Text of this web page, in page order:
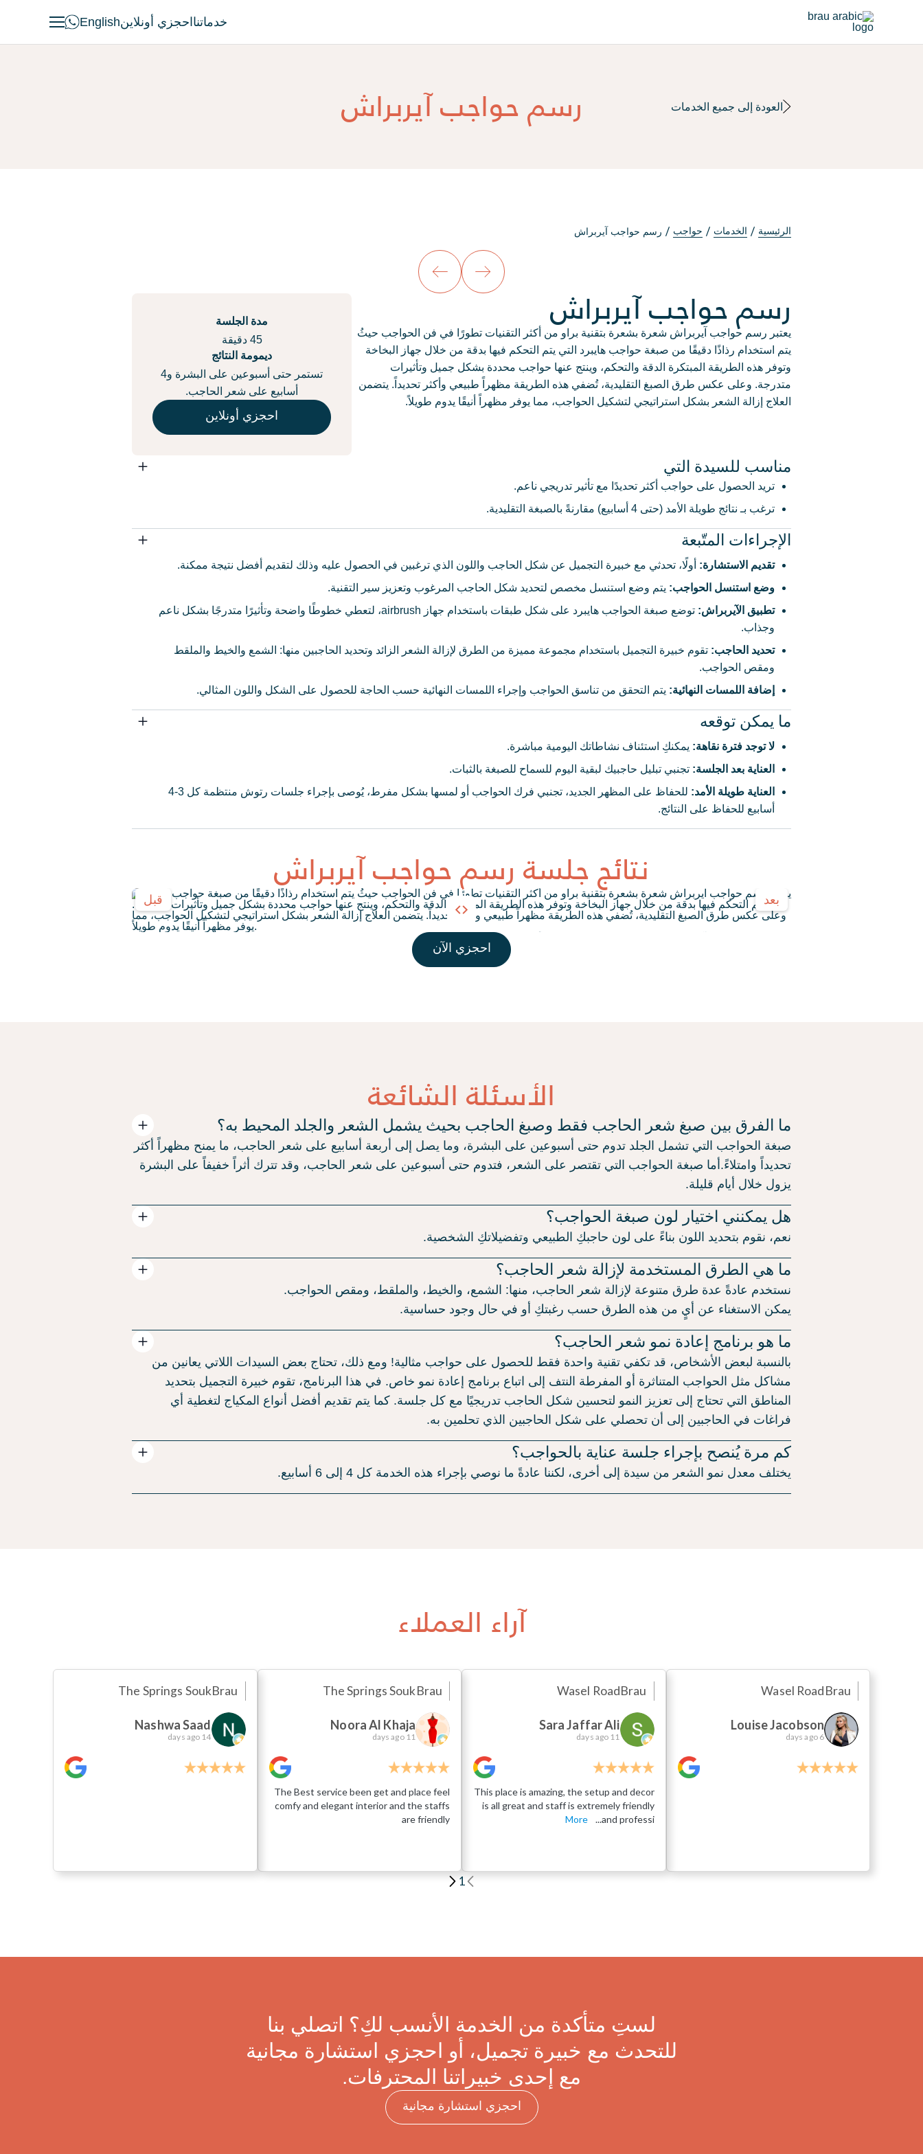
خدماتنا احجزي أونلاينEnglish
العودة إلى جميع الخدمات رسم حواجب آيربراش
الرئيسية الخدمات حواجب رسم حواجب آيربراش
رسم حواجب آيربراش
يعتبر رسم حواجب آيربراش شعرة بشعرة بتقنية براو من أكثر التقنيات تطورًا في فن الحواجب حيثُ
يتم استخدام رذاذًا دقيقًا من صبغة حواجب هايبرد التي يتم التحكم فيها بدقة من خلال جهاز البخاخة
وتوفر هذه الطريقة المبتكرة الدقة والتحكم، وينتج عنها حواجب محددة بشكل جميل وتأثيرات
متدرجة. وعلى عكس طرق الصبغ التقليدية، تُضفي هذه الطريقة مظهراً طبيعي وأكثر تحديداً. يتضمن
العلاج إزالة الشعر بشكل استراتيجي لتشكيل الحواجب، مما يوفر مظهراً أنيقًا يدوم طويلاً.
مدة الجلسة
45 دقيقة
ديمومة النتائج
تستمر حتى أسبوعين على البشرة و4
أسابيع على شعر الحاجب.
احجزي أونلاين
مناسب للسيدة التي
تريد الحصول على حواجب أكثر تحديدًا مع تأثير تدريجي ناعم.
ترغب بـ نتائج طويلة الأمد (حتى 4 أسابيع) مقارنةً بالصبغة التقليدية.
الإجراءات المتّبعة
تقديم الاستشارة: أولًا، تحدثي مع خبيرة التجميل عن شكل الحاجب واللون الذي ترغبين في الحصول عليه وذلك لتقديم أفضل نتيجة ممكنة.
وضع استنسل الحواجب: يتم وضع استنسل مخصص لتحديد شكل الحاجب المرغوب وتعزيز سير التقنية.
تطبيق الآيربراش:
توضع صبغة الحواجب هايبرد على شكل طبقات باستخدام جهاز airbrush، لتعطي خطوطًا واضحة وتأثيرًا متدرجًا بشكل ناعم
وجذاب.
تحديد الحاجب: تقوم خبيرة التجميل باستخدام مجموعة مميزة من الطرق لإزالة الشعر الزائد وتحديد الحاجبين منها: الشمع والخيط والملقط
ومقص الحواجب.
إضافة اللمسات النهائية: يتم التحقق من تناسق الحواجب وإجراء اللمسات النهائية حسب الحاجة للحصول على الشكل واللون المثالي.
ما يمكن توقعه
لا توجد فترة نقاهة: يمكنكِ استئناف نشاطاتك اليومية مباشرة.
العناية بعد الجلسة: تجنبي تبليل حاجبيك لبقية اليوم للسماح للصبغة بالثبات.
العناية طويلة الأمد:
للحفاظ على المظهر الجديد، تجنبي فرك الحواجب أو لمسها بشكل مفرط، يُوصى بإجراء جلسات رتوش منتظمة كل 3-4
أسابيع للحفاظ على النتائج.
نتائج جلسة رسم حواجب آيربراش
قبل بعد
احجزي الآن
الأسئلة الشائعة
ما الفرق بين صبغ شعر الحاجب فقط وصبغ الحاجب بحيث يشمل الشعر والجلد المحيط به؟
صبغة الحواجب التي تشمل الجلد تدوم حتى أسبوعين على البشرة، وما يصل إلى أربعة أسابيع على شعر الحاجب، ما يمنح مظهراً أكثر
تحديداً وامتلاءً.أما صبغة الحواجب التي تقتصر على الشعر، فتدوم حتى أسبوعين على شعر الحاجب، وقد تترك أثراً خفيفاً على البشرة
يزول خلال أيام قليلة.
هل يمكنني اختيار لون صبغة الحواجب؟
نعم، نقوم بتحديد اللون بناءً على لون حاجبكِ الطبيعي وتفضيلاتكِ الشخصية.
ما هي الطرق المستخدمة لإزالة شعر الحاجب؟
نستخدم عادةً عدة طرق متنوعة لإزالة شعر الحاجب، منها: الشمع، والخيط، والملقط، ومقص الحواجب.
يمكن الاستغناء عن أيٍ من هذه الطرق حسب رغبتكِ أو في حال وجود حساسية.
ما هو برنامج إعادة نمو شعر الحاجب؟
بالنسبة لبعض الأشخاص، قد تكفي تقنية واحدة فقط للحصول على حواجب مثالية! ومع ذلك، تحتاج بعض السيدات اللاتي يعانين من
مشاكل مثل الحواجب المتناثرة أو المفرطة النتف إلى اتباع برنامج إعادة نمو خاص. في هذا البرنامج، تقوم خبيرة التجميل بتحديد
المناطق التي تحتاج إلى تعزيز النمو لتحسين شكل الحاجب تدريجيًا مع كل جلسة. كما يتم تقديم أفضل أنواع المكياج لتغطية أي
فراغات في الحاجبين إلى أن تحصلي على شكل الحاجبين الذي تحلمين به.
كم مرة يُنصح بإجراء جلسة عناية بالحواجب؟
يختلف معدل نمو الشعر من سيدة إلى أخرى، لكننا عادةً ما نوصي بإجراء هذه الخدمة كل 4 إلى 6 أسابيع.
آراء العملاء
Brau
Wasel Road
Louise Jacobson
6 days ago
Brau
Wasel Road
Sara Jaffar Ali
11 days ago
This place is amazing, the setup and decor
is all great and staff is extremely friendly
and professi...
More
Brau
The Springs Souk
Noora Al Khaja
11 days ago
The Best service been get and place feel
comfy and elegant interior and the staffs
are friendly
Brau
The Springs Souk
Nashwa Saad
14 days ago
1
لستِ متأكدة من الخدمة الأنسب لكِ؟ اتصلي بنا
للتحدث مع خبيرة تجميل، أو احجزي استشارة مجانية
مع إحدى خبيراتنا المحترفات.
احجزي استشارة مجانية